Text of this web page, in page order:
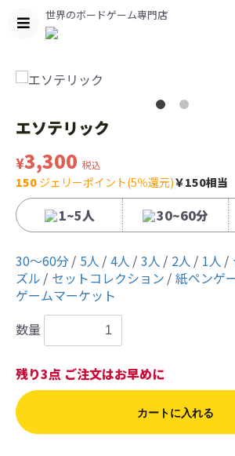
世界のボードゲーム専門店
エソテリック
¥3,300 税込
150 ジェリーポイント(5％還元)￥150相当
1~5人 30~60分
30〜60分 5人 4人 3人 2人 1人
ズル
セットコレクション 紙ペンゲ
ゲームマーケット
数量
残り3点 ご注文はお早めに
カートに入れる